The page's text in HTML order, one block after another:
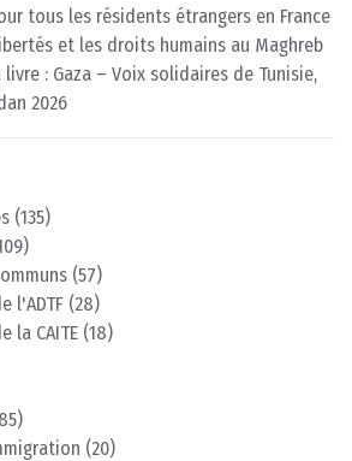
tous les résidents étrangers en France
et les droits humains au Maghreb
: Gaza – Voix solidaires de Tunisie,
2026
(135)
(57)
l'ADTF (28)
la CAITE (18)
(20)